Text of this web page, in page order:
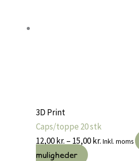
3D Print
Caps/toppe 20 stk
12,00kr. – 15,00kr.Prisinterval:
Inkl. moms
muligheder
Dette